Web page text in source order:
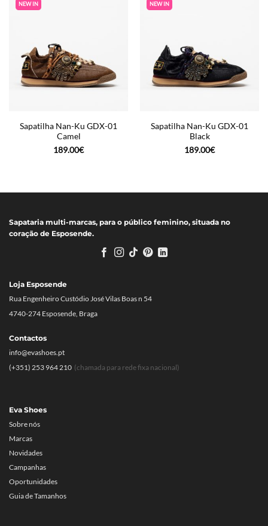
NEW IN
Sapatilha Nan-Ku GDX-01
Camel
189.00€
NEW IN
Sapatilha Nan-Ku GDX-01
Black
189.00€
Sapataria multi-marcas, para o público feminino, situada no
coração de Esposende.
Eva Shoes
Sobre nós
Marcas
Novidades
Campanhas
Oportunidades
Guia de Tamanhos
Loja Esposende
Rua Engenheiro Custódio José Vilas Boas n 54
4740-274 Esposende, Braga
Contactos
info@evashoes.pt
(+351) 253 964 210 (chamada para rede fixa nacional)